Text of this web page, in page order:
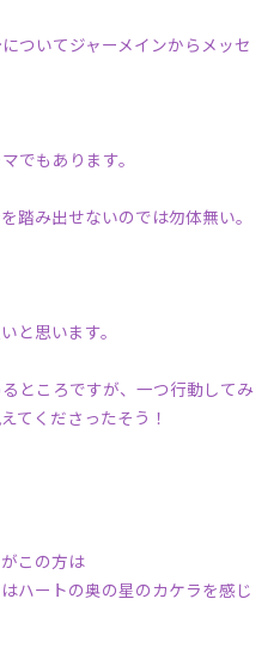
ついてジャーメインからメッセ
でもあります。
踏み出せないのでは勿体無い。
と思います。
ところですが、一つ行動してみ
てくださったそう！
この方は
ハートの奥の星のカケラを感じ